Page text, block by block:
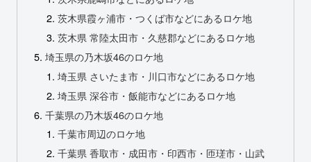
茨木県霞ヶ浦市・つくば市などにあるロケ地
茨木県 常陸太田市・久慈郡などにあるロケ地
埼玉県の乃木坂46のロケ地
埼玉県 さいたま市・川口市などにあるロケ地
埼玉県 深谷市・飯能市などにあるロケ地
千葉県の乃木坂46のロケ地
千葉市周辺のロケ地
千葉県 香取市・成田市・印西市・匝瑳市・山武